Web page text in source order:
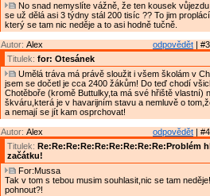
No snad nemyslíte vážně, že ten kousek
se už dělá asi 3 týdny stál 200 tisíc ?? To jim
který se tam nic neděje a to asi hodně tučně.
odpovědět |
Autor: Alex
Titulek: for: Otesánek
Umělá tráva má právě sloužit i všem školám v
jsem se dočetl je cca 2400 žákům! Do teď chodí
Chotěboře (kromě Buttulky,ta má své hřiště vlastní)
škváru,která je v havarijním stavu a nemluvě o
a nemají se jít kam osprchovat!
odpovědět |
Autor: Alex
Titulek: Re:Re:Re:Re:Re:Re:Re:Re:Re:Problém
začátku!
For:Mussa
Tak v tom s tebou musim souhlasit,nic se tam
pohnout?!